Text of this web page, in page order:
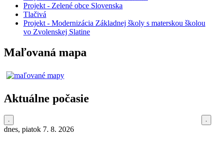
Projekt - Zelené obce Slovenska
Tlačivá
Projekt - Modernizácia Základnej školy s materskou školou
vo Zvolenskej Slatine
Maľovaná mapa
Aktuálne počasie
dnes, piatok 7. 8. 2026